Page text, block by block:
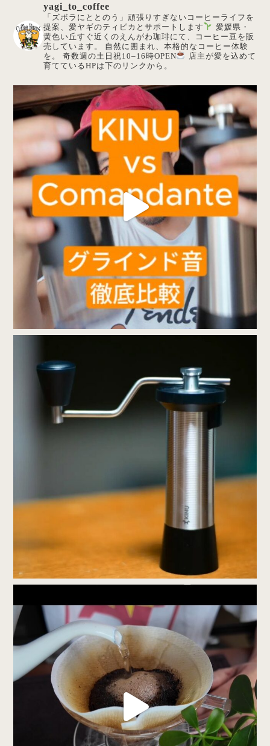
yagi_to_coffee
「ズボラにととのう」頑張りすぎないコーヒーライフを
提案、愛ヤギのティピカとサポートします
愛媛県・
黄色い丘すぐ近くのえんがわ珈琲にて、コーヒー豆を販
売しています。
自然に囲まれ、本格的なコーヒー体験
を。
奇数週の土日祝10–16時OPEN
店主が愛を込めて
育てているHPは下のリンクから。